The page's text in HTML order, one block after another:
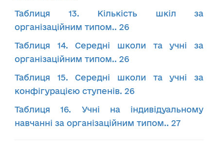
Таблиця 13. Кількість шкіл за
організаційним типом.. 26
Таблиця 14. Середні школи та учні за
організаційним типом.. 26
Таблиця 15. Середні школи та учні за
конфігурацією ступенів. 26
Таблиця 16. Учні на індивідуальному
навчанні за організаційним типом.. 27